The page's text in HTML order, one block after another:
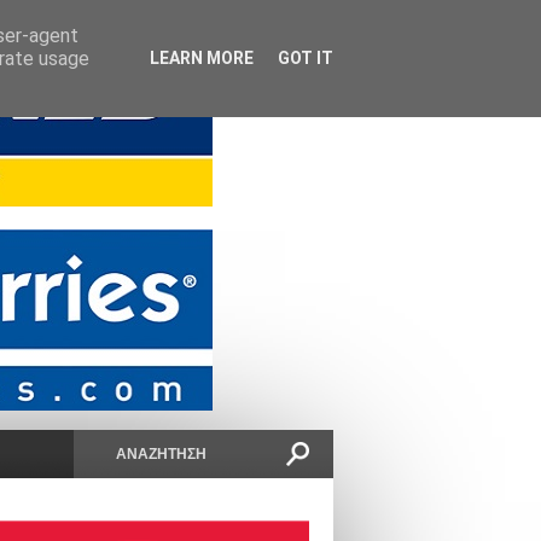
agent
usage
LEARN MORE GOT IT